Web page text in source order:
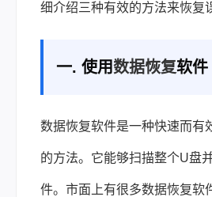
细介绍三种有效的方法来恢复
一. 使用数据恢复软件
数据恢复软件是一种快速而有
的方法。它能够扫描整个U盘
件。市面上有很多数据恢复软